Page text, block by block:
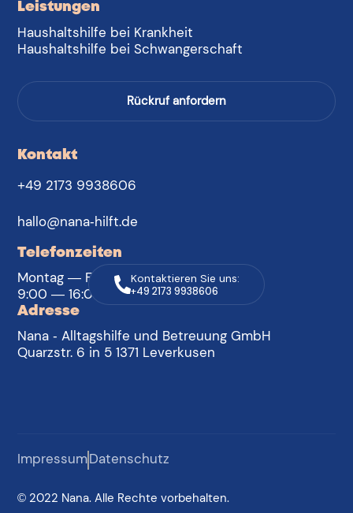
Kontaktieren Sie uns:
+49 2173 9938606
Kontakt
+49 2173 9938606
hallo@nana-hilft.de
Telefonzeiten
Montag — Freitag
9:00 — 16:00 Uhr
Adresse
Nana - Alltagshilfe und Betreuung GmbH
Quarzstr. 6 in 5 1371 Leverkusen
Leistungen
Haushaltshilfe bei Krankheit
Haushaltshilfe bei Schwangerschaft
Rückruf anfordern
ImpressumDatenschutz
© 2022 Nana. Alle Rechte vorbehalten.